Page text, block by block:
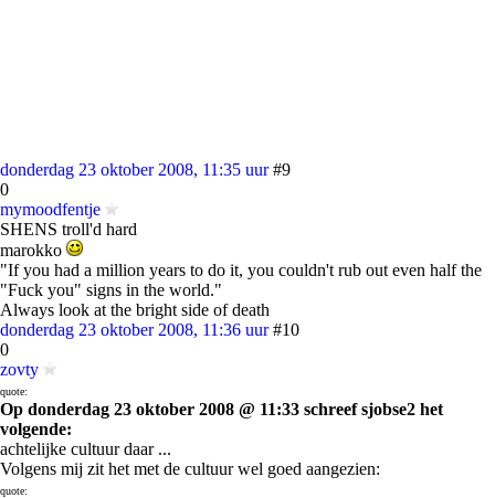
donderdag 23 oktober 2008, 11:35 uur #9
0
mymoodfentje
SHENS troll'd hard
marokko
"If you had a million years to do it, you couldn't rub out even half the
"Fuck you" signs in the world."
Always look at the bright side of death
donderdag 23 oktober 2008, 11:36 uur #10
0
zovty
quote:
Op donderdag 23 oktober 2008 @ 11:33 schreef sjobse2 het
volgende:
achtelijke cultuur daar ...
Volgens mij zit het met de cultuur wel goed aangezien:
quote: